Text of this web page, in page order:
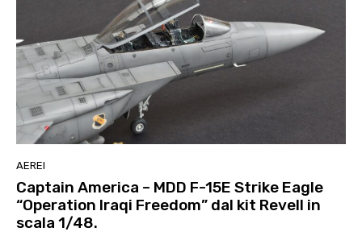
AEREI
Captain America – MDD F-15E Strike Eagle
“Operation Iraqi Freedom” dal kit Revell in
scala 1/48.